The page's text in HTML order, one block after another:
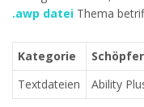
.awp datei Thema
Kategorie
Textdateien
Ability